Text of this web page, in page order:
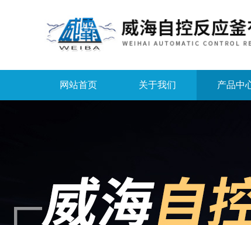
网站首页 关于我们 产品中